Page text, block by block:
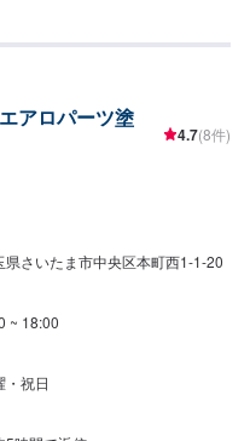
なっていただけるよう努めま
として今までのノウハウを生か
売するだけでなく、お客様に何
対応から解決まで導くことがで
軽にご相談ください。【1】オフ
見積りにご納得いただければ作
て-----納期は通常5日～6日程度
場合がございます。予めご了承く
ています。お車の作業中は代車
ご負担いただいております。---
たせしないために、お越しの際
で予約しました」とお伝えくだ
アロパーツ塗
4.7(8件)
県さいたま市中央区本町西1-1-20
~ 18:00
・祝日